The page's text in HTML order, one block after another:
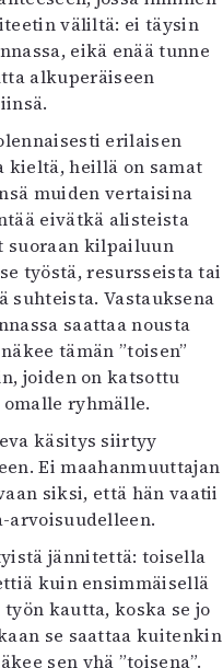
väliltä: ei täysin
eikä enää tunne
alkuperäiseen
erilaisen
kieltä, heillä on samat
muiden vertaisina
eivätkä alisteista
suoraan kilpailuun
työstä, resursseista tai
suhteista. Vastauksena
saattaa nousta
tämän ”toisen”
joiden on katsottu
ryhmälle.
käsitys siirtyy
Ei maahanmuuttajan
siksi, että hän vaatii
arvoisuudelleen.
jännitettä: toisella
kuin ensimmäisellä
kautta, koska se jo
se saattaa kuitenkin
sen yhä ”toisena”.